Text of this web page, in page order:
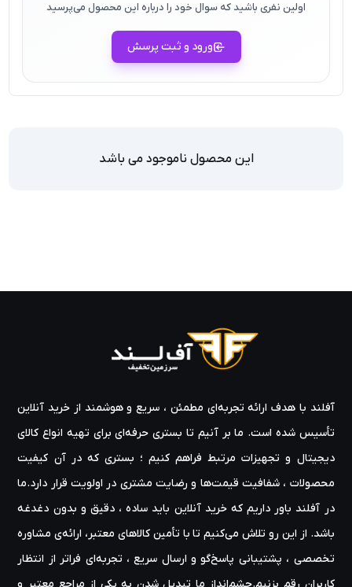
اولین نفری باشید که سوال خود را درباره این محصول می‌پرسید
ورود و ثبت پرسش
این محصول ناموجود می باشد
آفلند با هدف ارائه‌ تجربه‌ای مطمئن ، سریع و هوشمند از خرید آنلاین
تأسیس شده است. ما بر آنیم تا بستری حرفه‌ای برای تهیه‌ انواع کالای
دیجیتال و تجهیزات مرتبط فراهم کنیم ؛ بستری که در آن کیفیت
محصولات ، شفافیت قیمت‌ها و رضایت مشتری در اولویت قرار دارد.ما
در آفلند باور داریم که خرید آنلاین باید ساده ، دقیق و بدون دغدغه
باشد. از این رو تلاش می‌کنیم تا با تأمین کالاهای معتبر، ارائه‌ی مشاوره‌
تخصصی ، پشتیبانی پاسخ‌گو و ارسال سریع ، تجربه‌ای فراتر از انتظار